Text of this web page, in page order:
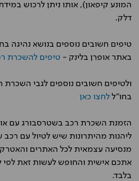
המונע קיפאון), אותו ניתן לרכוש
דלק.
טיפים חשובים נוספים בנושא נהיגה
באתר אופרן בלינק - טיפים להשכרת
ולטיפים חשובים נוספים לגבי
בחו"ל לחצו כאן
הזמנת השכרת רכב בשטרסבורג עם
ליהנות מהיתרונות שיש לטיול עם רכב
מנסיעה עצמאית לכל האתרים
אתכם אישית והחופש לעשות זאת לפי
בלבד.